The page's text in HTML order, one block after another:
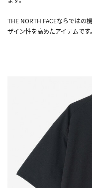
THE NORTH FACEならではの
ザイン性を高めたアイテムです。